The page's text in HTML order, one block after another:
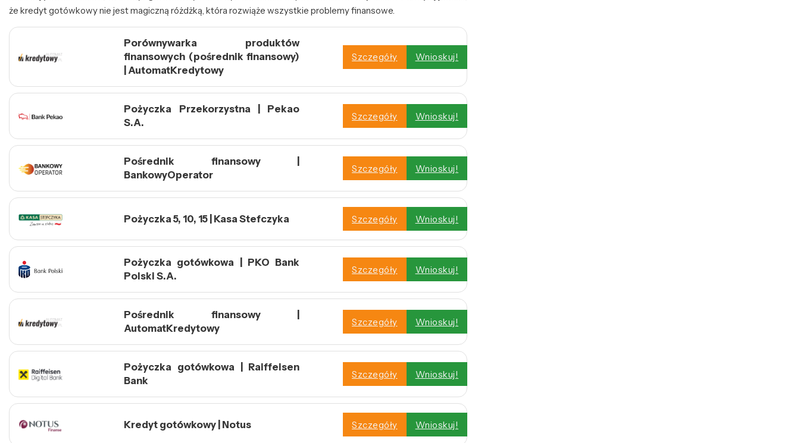
że kredyt gotówkowy nie jest magiczną różdżką, która rozwiąże wszystkie problemy finansowe.
Porównywarka produktów
finansowych (pośrednik finansowy)
| AutomatKredytowy
Szczegóły Wnioskuj!
Pożyczka Przekorzystna | Pekao
S.A.
Szczegóły Wnioskuj!
Pośrednik finansowy |
BankowyOperator
Szczegóły Wnioskuj!
Pożyczka 5, 10, 15 | Kasa Stefczyka Szczegóły Wnioskuj!
Pożyczka gotówkowa | PKO Bank
Polski S.A.
Szczegóły Wnioskuj!
Pośrednik finansowy |
AutomatKredytowy
Szczegóły Wnioskuj!
Pożyczka gotówkowa | Raiffeisen
Bank
Szczegóły Wnioskuj!
Kredyt gotówkowy | Notus Szczegóły Wnioskuj!